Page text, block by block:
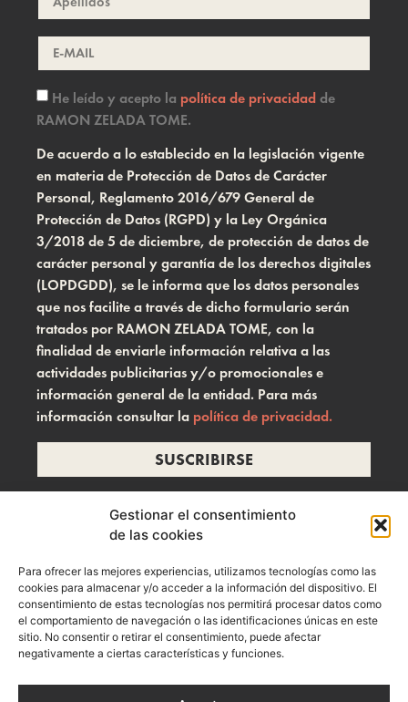
Gestionar el consentimiento
de las cookies
Para ofrecer las mejores experiencias, utilizamos tecnologías como las
cookies para almacenar y/o acceder a la información del dispositivo. El
consentimiento de estas tecnologías nos permitirá procesar datos como
el comportamiento de navegación o las identificaciones únicas en este
sitio. No consentir o retirar el consentimiento, puede afectar
negativamente a ciertas características y funciones.
He leído y acepto la política de privacidadde
RAMON ZELADA TOME.
De acuerdo a lo establecido en la legislación vigente
en materia de Protección de Datos de Carácter
Personal, Reglamento 2016/679 General de
Protección de Datos (RGPD) y la Ley Orgánica
3/2018 de 5 de diciembre, de protección de datos de
carácter personal y garantía de los derechos digitales
(LOPDGDD), se le informa que los datos personales
que nos facilite a través de dicho formulario serán
tratados por RAMON ZELADA TOME, con la
finalidad de enviarle información relativa a las
actividades publicitarias y/o promocionales e
información general de la entidad. Para más
información consultar la política de privacidad.
SUSCRIBIRSE
info@ramonzelada.com
instagram